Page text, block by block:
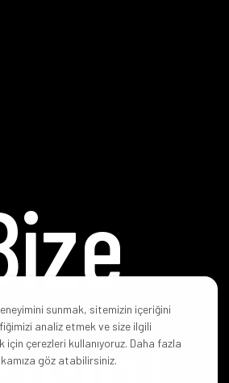
sunmak, sitemizin içeriğini
analiz etmek ve size ilgili
çerezleri kullanıyoruz. Daha fazla
göz atabilirsiniz.